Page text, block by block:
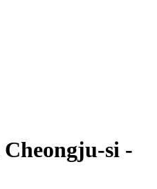
Cheongju-si -